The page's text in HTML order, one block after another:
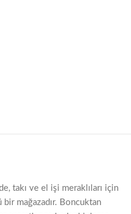
takı ve el işi meraklıları için
mağazadır. Boncuktan